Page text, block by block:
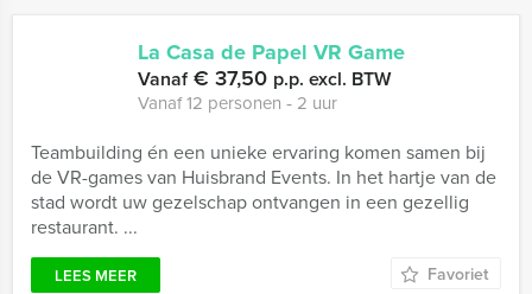
La Casa de Papel VR Game
Vanaf€ 37,50 p.p. excl. BTW
Vanaf 12 personen ‐ 2 uur
Teambuilding én een unieke ervaring komen samen bij
de VR-games van Huisbrand Events. In het hartje van de
stad wordt uw gezelschap ontvangen in een gezellig
restaurant. ...
LEES MEER Favoriet